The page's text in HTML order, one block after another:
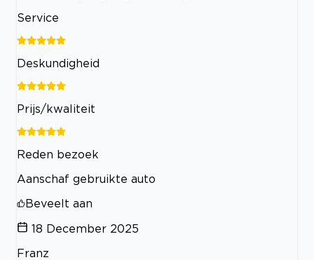
Service
Deskundigheid
Prijs/kwaliteit
Reden bezoek
Aanschaf gebruikte auto
Beveelt aan
18 December 2025
Franz